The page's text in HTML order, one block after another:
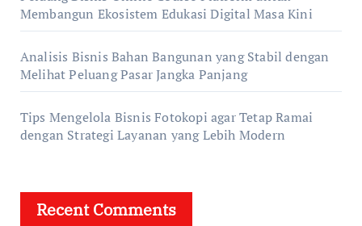
Membangun Ekosistem Edukasi Digital Masa Kini
Analisis Bisnis Bahan Bangunan yang Stabil dengan
Melihat Peluang Pasar Jangka Panjang
Tips Mengelola Bisnis Fotokopi agar Tetap Ramai
dengan Strategi Layanan yang Lebih Modern
Recent Comments